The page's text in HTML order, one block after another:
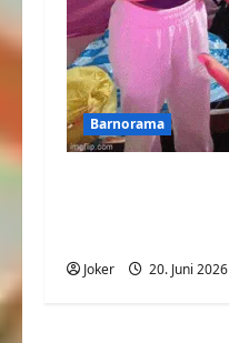
Barnorama
Joker 20. Juni 2026